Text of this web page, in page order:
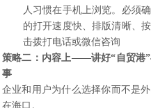
人习惯在手机上浏览。必须
的打开速度快、排版清晰、
击拨打电话或微信咨询
策略二：内容上——讲好“自贸港”
事
企业和用户为什么选择你而不是
在海口。